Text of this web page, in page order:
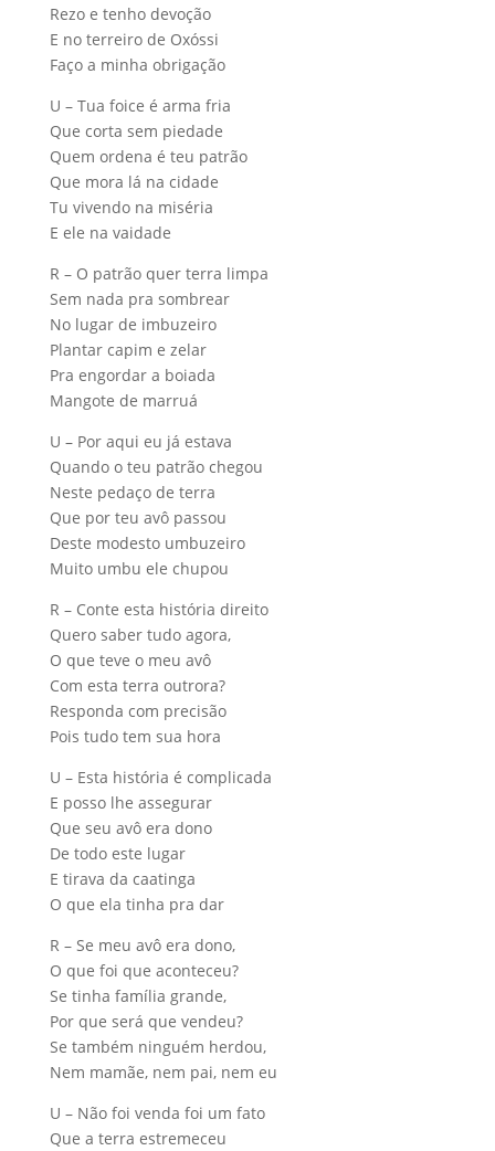
Rezo e tenho devoção
E no terreiro de Oxóssi
Faço a minha obrigação
U – Tua foice é arma fria
Que corta sem piedade
Quem ordena é teu patrão
Que mora lá na cidade
Tu vivendo na miséria
E ele na vaidade
R – O patrão quer terra limpa
Sem nada pra sombrear
No lugar de imbuzeiro
Plantar capim e zelar
Pra engordar a boiada
Mangote de marruá
U – Por aqui eu já estava
Quando o teu patrão chegou
Neste pedaço de terra
Que por teu avô passou
Deste modesto umbuzeiro
Muito umbu ele chupou
R – Conte esta história direito
Quero saber tudo agora,
O que teve o meu avô
Com esta terra outrora?
Responda com precisão
Pois tudo tem sua hora
U – Esta história é complicada
E posso lhe assegurar
Que seu avô era dono
De todo este lugar
E tirava da caatinga
O que ela tinha pra dar
R – Se meu avô era dono,
O que foi que aconteceu?
Se tinha família grande,
Por que será que vendeu?
Se também ninguém herdou,
Nem mamãe, nem pai, nem eu
U – Não foi venda foi um fato
Que a terra estremeceu